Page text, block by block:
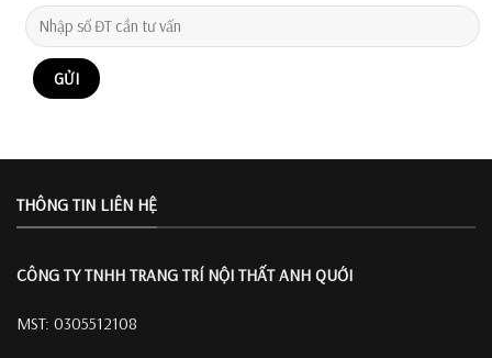
THÔNG TIN LIÊN HỆ
CÔNG TY TNHH TRANG TRÍ NỘI THẤT ANH QUỚI
MST: 0305512108